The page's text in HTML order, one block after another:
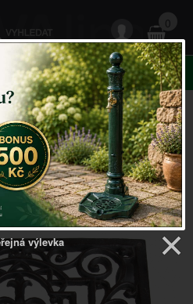
0
na květiny->Podstavec pod
29,6 x 29,6 cm litina s
výlevka